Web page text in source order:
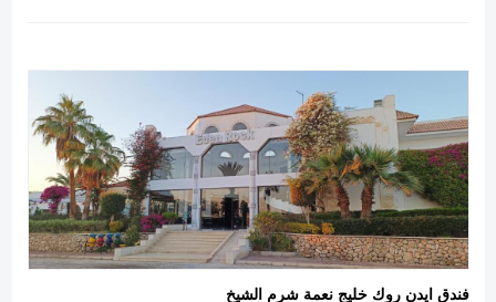
فندق ايدن روك خليج نعمة شرم الشيخ